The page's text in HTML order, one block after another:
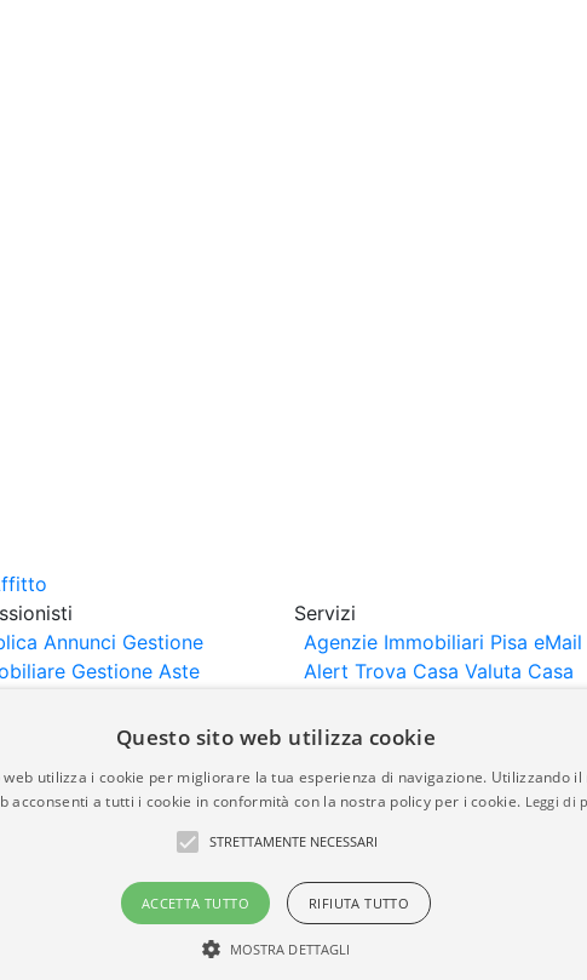
Annunci Gestione
Gestione Aste
Importazione
Servizi
Agenzie Immobiliari Pisa eMail
Alert Trova Casa Valuta Casa
italia.it vengono pubblicati da agenzie immobiliari e
della correttezza, della completezza, della normativa in
Questo sito web utilizza cookie
web utilizza i cookie per migliorare la tua esperienza di navigazione. Utilizzando il
acconsenti a tutti i cookie in conformità con la nostra policy per i cookie. Leggi di
STRETTAMENTE NECESSARI
ACCETTA TUTTO RIFIUTA TUTTO
MOSTRA DETTAGLI